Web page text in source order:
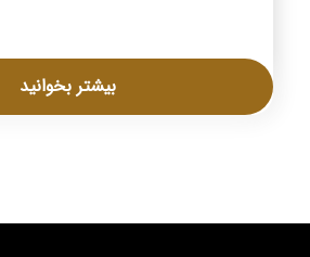
بیشتر بخوانید